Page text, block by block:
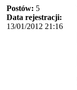
Postów: 5
Data rejestracji:
13/01/2012 21:16